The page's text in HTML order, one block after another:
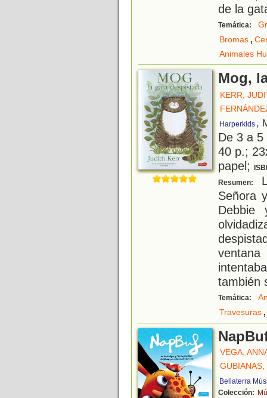
de la
Temática:
Bromas,
Animales
Mog,
KERR,
Harperkids ,
De 3 a
40 p.;
papel;
Resumen:
Señora
también
Temática:
Travesuras,
VEGA,
GUBIANAS,
Bellaterra
Colección: